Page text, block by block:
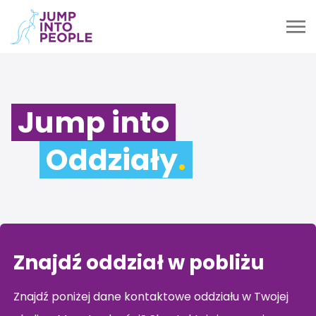
Jump into
Oddziały.
Znajdź oddział w pobliżu
Znajdź poniżej dane kontaktowe oddziału w Twojej